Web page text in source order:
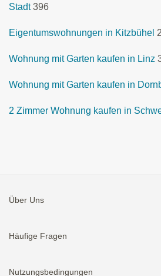
Stadt 396
Eigentumswohnungen in Kitzbühel
Wohnung mit Garten kaufen in Linz
Wohnung mit Garten kaufen in
2 Zimmer Wohnung kaufen in
Über Uns
Häufige Fragen
Nutzungsbedingungen